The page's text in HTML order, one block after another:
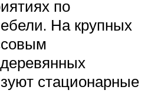
по
На крупных
стационарные